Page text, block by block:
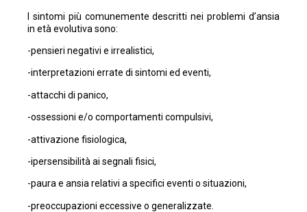
I sintomi più comunemente descritti nei problemi d’ansia
in età evolutiva sono:
-pensieri negativi e irrealistici,
-interpretazioni errate di sintomi ed eventi,
-attacchi di panico,
-ossessioni e/o comportamenti compulsivi,
-attivazione fisiologica,
-ipersensibilità ai segnali fisici,
-paura e ansia relativi a specifici eventi o situazioni,
-preoccupazioni eccessive o generalizzate.